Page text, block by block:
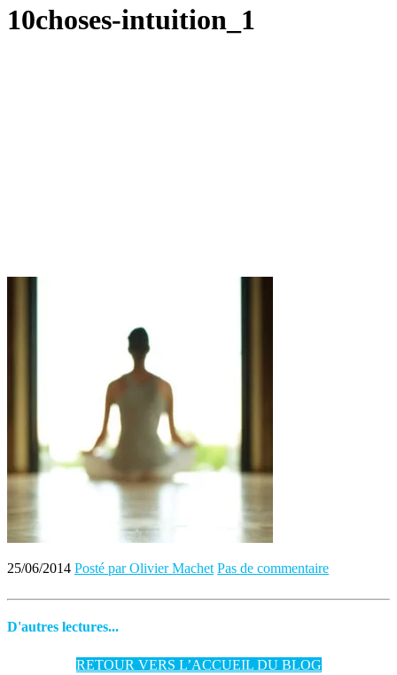
10choses-intuition_1
25/06/2014 Posté par Olivier Machet Pas de commentaire
D'autres lectures...
RETOUR VERS L’ACCUEIL DU BLOG